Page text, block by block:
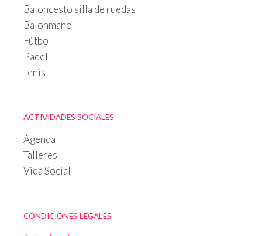
Baloncesto silla de ruedas
Balonmano
Fútbol
Padel
Tenis
ACTIVIDADES SOCIALES
Agenda
Talleres
Vida Social
CONDICIONES LEGALES